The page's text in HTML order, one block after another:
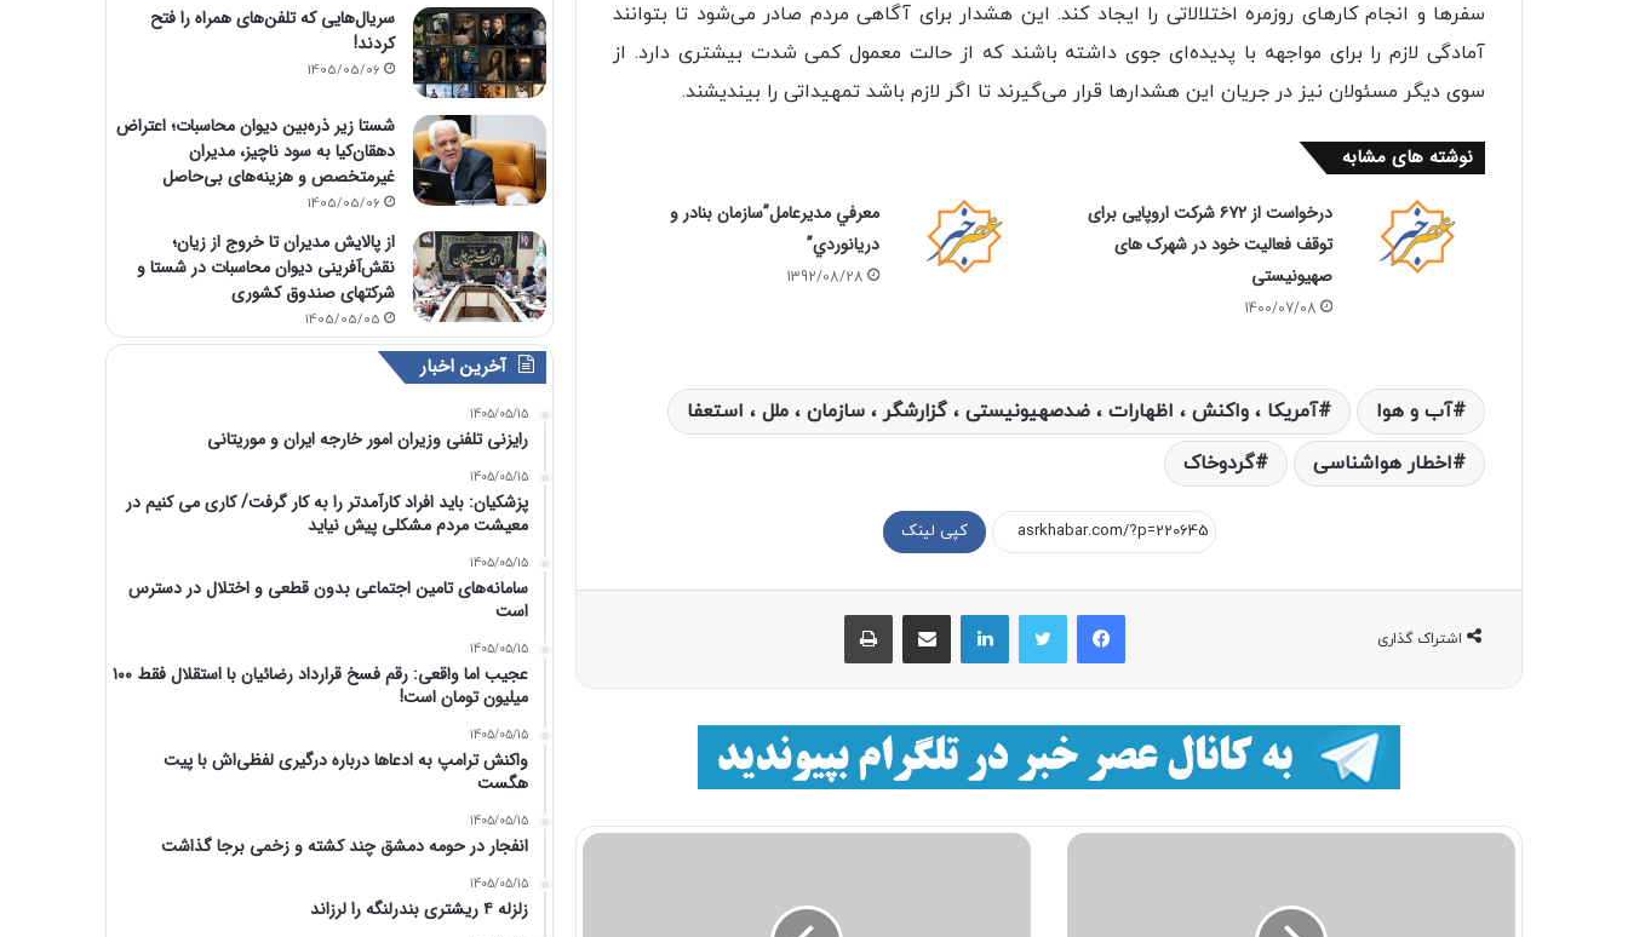
سفرها و انجام کارهای روزمره اختلالاتی را ایجاد کند. این هشدار برای آگاهی مردم صادر می‌شود تا بتوانند
آمادگی لازم را برای مواجهه با پدیده‌ای جوی داشته باشند که از حالت معمول کمی شدت بیشتری دارد. از
سوی دیگر مسئولان نیز در جریان این هشدارها قرار می‌گیرند تا اگر لازم باشد تمهیداتی را بیندیشند.
نوشته های مشابه
درخواست از ۶۷۲ شرکت اروپایی برای
توقف فعالیت خود در شهرک های
صهیونیستی
1400/07/08
معرفي مديرعامل”سازمان بنادر و
دريانوردي”
1392/08/28
آب و هوا
آمریکا ، واکنش ، اظهارات ، ضدصهیونیستی ، گزارشگر ، سازمان ، ملل ، استعفا
اخطار هواشناسی
گردوخاک
کپی لینک
اشتراک گذاری
فیسبوک لینکداین
سریال‌هایی که تلفن‌های همراه را فتح
کردند!
1405/05/06
شستا زیر ذره‌بین دیوان محاسبات؛ اعتراض
دهقان‌کیا به سود ناچیز، مدیران
غیرمتخصص و هزینه‌های بی‌حاصل
1405/05/06
از پالایش مدیران تا خروج از زیان؛
نقش‌آفرینی دیوان محاسبات در شستا و
شرکتهای صندوق کشوری
1405/05/05
آخرین اخبار
1405/05/15
رایزنی تلفنی وزیران امور خارجه ایران و موریتانی
1405/05/15
پزشکیان: باید افراد کارآمدتر را به کار گرفت/ کاری می کنیم در
معیشت مردم مشکلی پیش نیاید
1405/05/15
سامانه‌های تامین اجتماعی بدون قطعی و اختلال در دسترس
است
1405/05/15
عجیب اما واقعی: رقم فسخ قرارداد رضائیان با استقلال فقط ۱۰۰
میلیون تومان است!
1405/05/15
واکنش ترامپ به ادعاها درباره درگیری لفظی‌اش با پیت
هگست
1405/05/15
انفجار در حومه دمشق چند کشته و زخمی برجا گذاشت
1405/05/15
زلزله ۴ ریشتری بندرلنگه را لرزاند